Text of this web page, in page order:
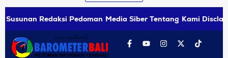
Susunan Redaksi Pedoman Media Siber Tentang Kami